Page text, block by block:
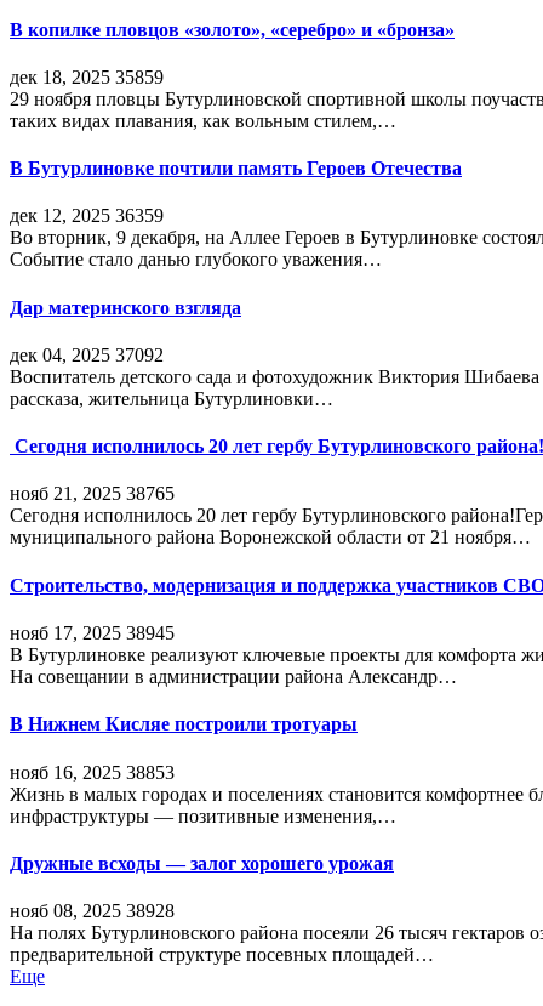
В копилке пловцов «золото», «серебро» и «бронза»
дек 18, 2025 35859
29 ноября пловцы Бутурлиновской спортивной школы
таких видах плавания, как вольным стилем,…
В Бутурлиновке почтили память Героев Отечества
дек 12, 2025 36359
Во вторник, 9 декабря, на Аллее Героев в Бутурлиновке
Событие стало данью глубокого уважения…
Дар материнского взгляда
дек 04, 2025 37092
Воспитатель детского сада и фотохудожник Виктория
рассказа, жительница Бутурлиновки…
Сегодня исполнилось 20 лет гербу Бутурлиновского района!
нояб 21, 2025 38765
Сегодня исполнилось 20 лет гербу Бутурлиновского
муниципального района Воронежской области от 21 ноября…
Строительство, модернизация и поддержка участников
нояб 17, 2025 38945
В Бутурлиновке реализуют ключевые проекты для комфорта
На совещании в администрации района Александр…
В Нижнем Кисляе построили тротуары
нояб 16, 2025 38853
Жизнь в малых городах и поселениях становится комфортнее
инфраструктуры — позитивные изменения,…
Дружные всходы — залог хорошего урожая
нояб 08, 2025 38928
На полях Бутурлиновского района посеяли 26 тысяч
предварительной структуре посевных площадей…
Еще